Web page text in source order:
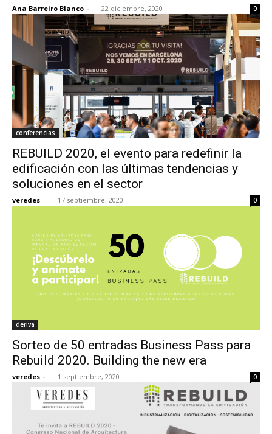
Ana Barreiro Blanco - 22 diciembre, 2020 0
conferencias
REBUILD 2020, el evento para redefinir la
edificación con las últimas tendencias y
soluciones en el sector
veredes - 17 septiembre, 2020 0
deriva
Sorteo de 50 entradas Business Pass para
Rebuild 2020. Building the new era
veredes - 1 septiembre, 2020 0